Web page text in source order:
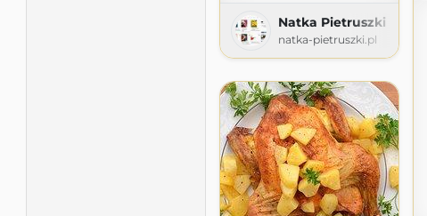
Natka Pietruszki
natka-pietruszki.pl